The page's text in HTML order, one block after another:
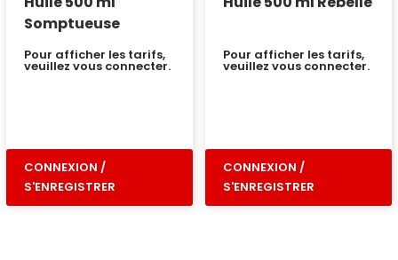
Somptueuse
Pour afficher les tarifs,
veuillez vous connecter.
CONNEXION /
S'ENREGISTRER
Pour afficher les tarifs,
veuillez vous connecter.
CONNEXION /
S'ENREGISTRER